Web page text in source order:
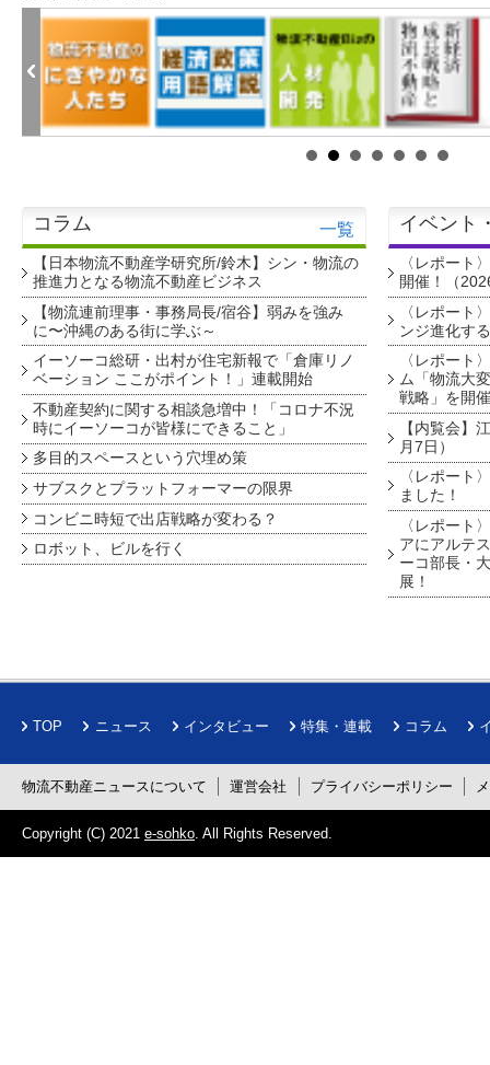
コラム 一覧
【日本物流不動産学研究所/鈴木】シン・物流の
推進力となる物流不動産ビジネス
【物流連前理事・事務局長/宿谷】弱みを強み
に〜沖縄のある街に学ぶ～
イーソーコ総研・出村が住宅新報で「倉庫リノ
ベーション ここがポイント！」連載開始
不動産契約に関する相談急増中！「コロナ不況
時にイーソーコが皆様にできること」
多目的スペースという穴埋め策
サブスクとプラットフォーマーの限界
コンビニ時短で出店戦略が変わる？
ロボット、ビルを行く
イベント
〈レポート
開催！（
〈レポート
ンジ進化す
〈レポート
ム「物流大
戦略」を開
【内覧会】
月7日）
〈レポート
ました！
〈レポート
アにアルテ
ーコ部長・
展！
TOP ニュース インタビュー 特集・連載 コラム
物流不動産ニュースについて 運営会社 プライバシーポリシー
Copyright (C) 2021 e-sohko. All Rights Reserved.